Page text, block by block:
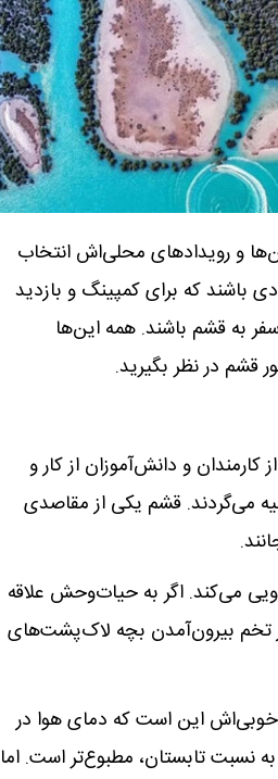
و رویدادهای محلی‌اش انتخاب
باشند که برای کمپینگ و بازدید
به قشم باشند. همه این‌ها
قشم در نظر بگیرید.
و دانش‌آموزان از کار و
می‌گردند. قشم یکی از مقاصدی
می‌کند. اگر به حیات‌وحش علاقه
از تخم بیرون‌آمدن بچه لاک‌پشت‌های
این است که دمای هوا در
سانتیگراد است و به نسبت تابستان، مطبوع‌تر است. اما